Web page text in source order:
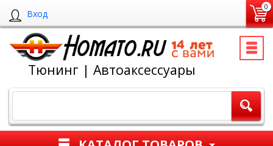
Вход
0
Тюнинг | Автоаксессуары